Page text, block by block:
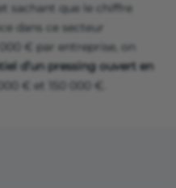
sachant que le chiffre
dans ce secteur
€ par entreprise, on
d’un pressing ouvert en
€ et 150 000 €.